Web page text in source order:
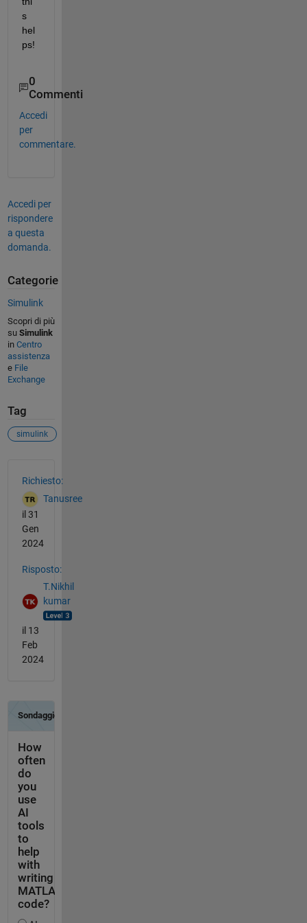
s
hel
ps!
0
Commenti
Accedi
per
commentare.
Accedi per
rispondere
a questa
domanda.
Categorie
Simulink
Scopri di più
su Simulink
in Centro
assistenza
e File
Exchange
Tag
simulink
Richiesto:
Tanusree
il 31
Gen
2024
Risposto:
T.Nikhil
kumar
il 13
Feb
2024